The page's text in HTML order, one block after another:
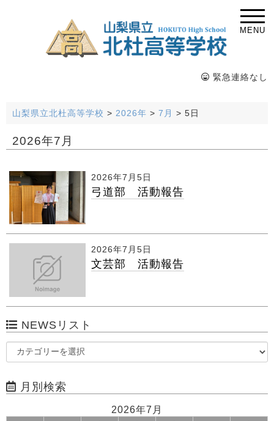
MENU
緊急連絡なし
山梨県立北杜高等学校 > 2026年 > 7月 > 5日
2026年7月
2026年7月5日
弓道部 活動報告
2026年7月5日
文芸部 活動報告
NEWSリスト
月別検索
2026年7月